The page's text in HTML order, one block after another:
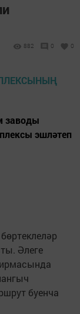
882 0 0
заводы
эшләтеп
Әлеге
буенча